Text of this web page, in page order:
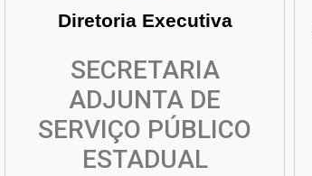
Diretoria Executiva
SECRETARIA
ADJUNTA DE
SERVIÇO PÚBLICO
ESTADUAL